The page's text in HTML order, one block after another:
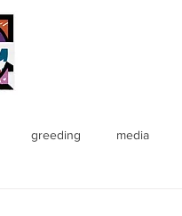
greeding media